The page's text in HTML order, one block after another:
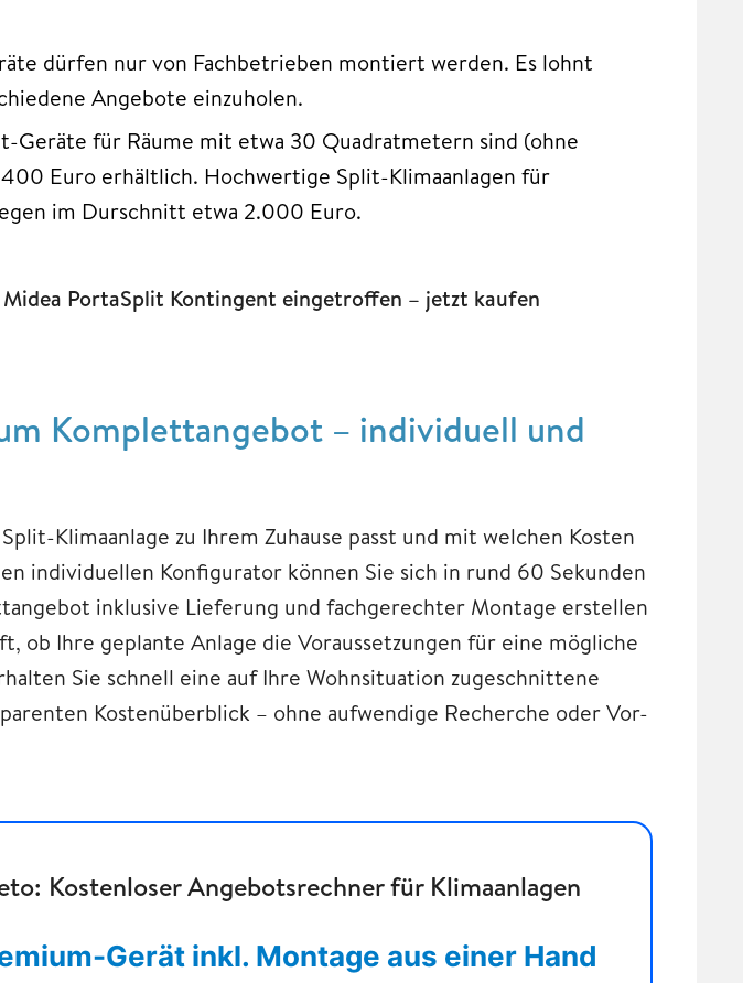
dürfen nur von Fachbetrieben montiert werden. Es lohnt
Angebote einzuholen.
Geräte für Räume mit etwa 30 Quadratmetern sind (ohne
Euro erhältlich. Hochwertige Split-Klimaanlagen für
im Durschnitt etwa 2.000 Euro.
Midea PortaSplit Kontingent eingetroffen – jetzt kaufen
Komplettangebot – individuell und
Klimaanlage zu Ihrem Zuhause passt und mit welchen Kosten
individuellen Konfigurator können Sie sich in rund 60 Sekunden
inklusive Lieferung und fachgerechter Montage erstellen
ob Ihre geplante Anlage die Voraussetzungen für eine mögliche
Sie schnell eine auf Ihre Wohnsituation zugeschnittene
Kostenüberblick – ohne aufwendige Recherche oder Vor-
Kostenloser Angebotsrechner für Klimaanlagen
Gerät inkl. Montage aus einer Hand